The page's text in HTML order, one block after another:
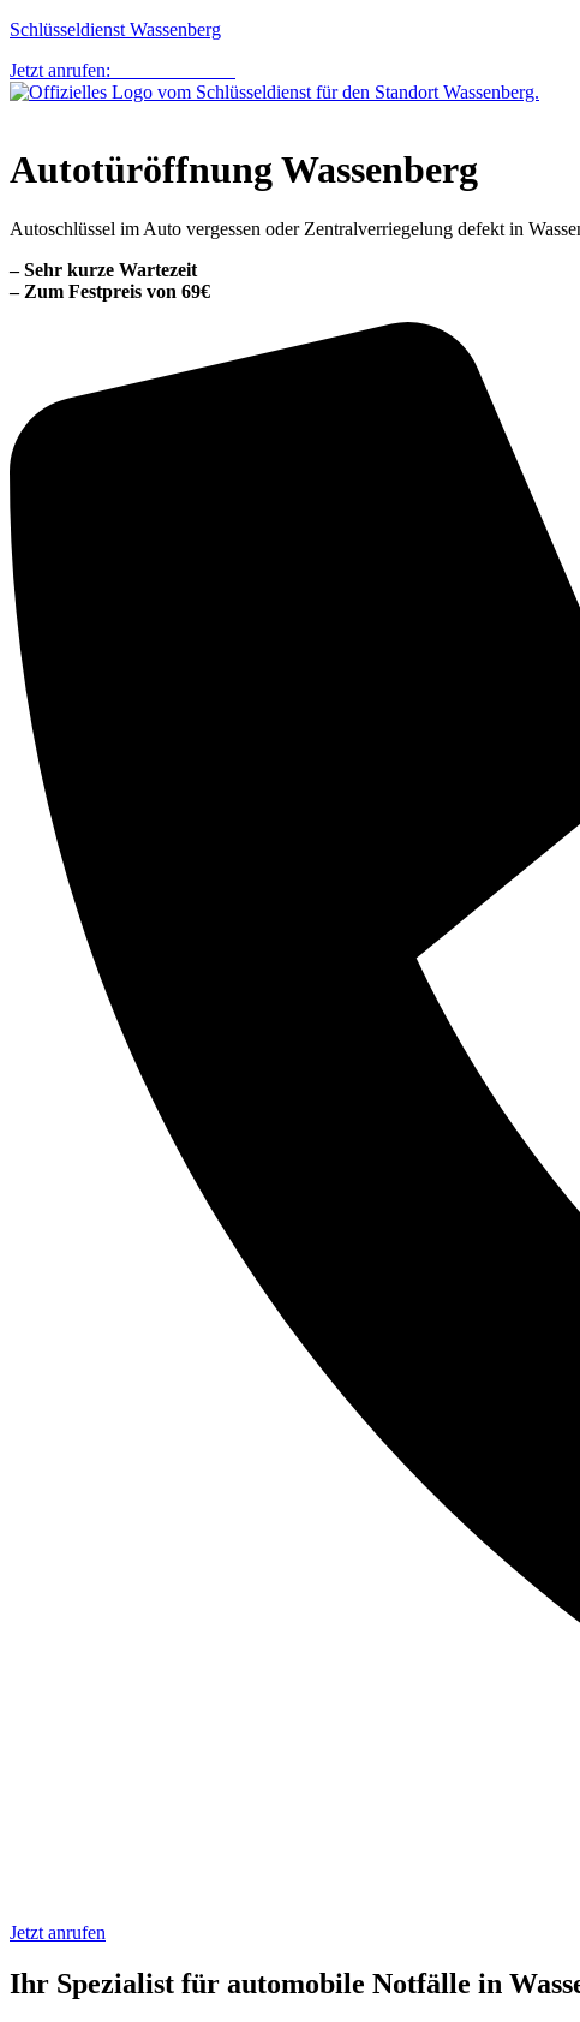
Schlüsseldienst Wassenberg
Jetzt anrufen:
Autotüröffnung Wassenberg
Autoschlüssel im Auto vergessen oder Zentralverriegelung defekt in
– Sehr kurze Wartezeit​
– Zum Festpreis von 69€
Jetzt anrufen
Ihr Spezialist für automobile Notfälle in